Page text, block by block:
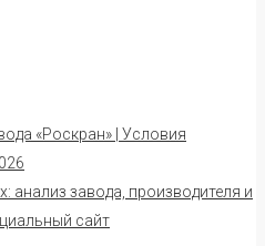
«Роскран» | Условия
анализ завода, производителя и
сайт